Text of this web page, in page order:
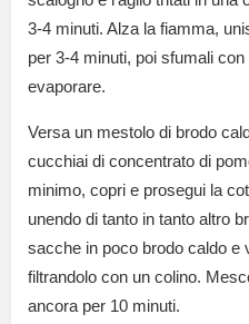
3-4 minuti. Alza la fiamma,
per 3-4 minuti, poi sfumali
evaporare.
Versa un mestolo di brodo
cucchiai di concentrato di
minimo, copri e prosegui la
unendo di tanto in tanto altro
sacche in poco brodo caldo e
filtrandolo con un colino.
ancora per 10 minuti.